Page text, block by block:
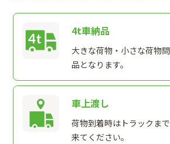
4t車納品
大きな荷物・小さな荷物
品となります。
車上渡し
荷物到着時はトラックま
来てください。